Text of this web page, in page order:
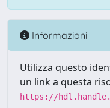
Informazioni
Utilizza questo
un link a questa
https://